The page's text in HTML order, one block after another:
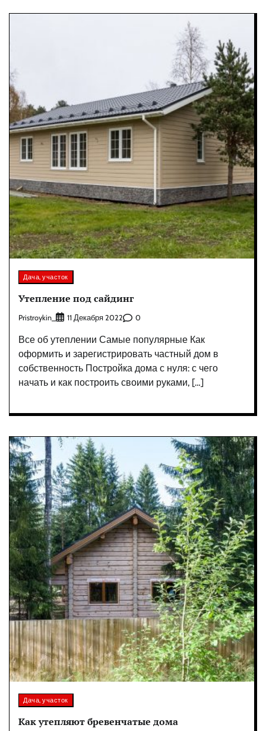
Дача, участок
Утепление под сайдинг
Pristroykin_ 11 Декабря 2022 0
Все об утеплении Самые популярные Как
оформить и зарегистрировать частный дом в
собственность Постройка дома с нуля: с чего
начать и как построить своими руками, […]
Дача, участок
Как утепляют бревенчатые дома